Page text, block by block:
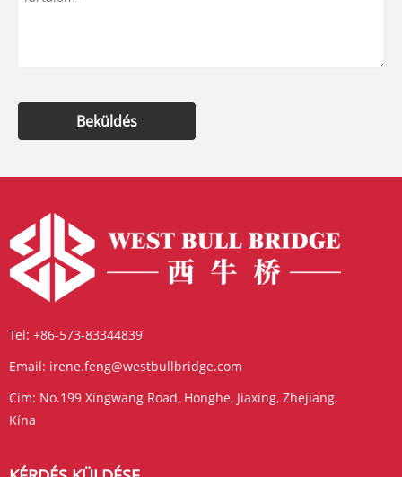
Beküldés
Tel: +86-573-83344839
Email: irene.feng@westbullbridge.com
Cím: No.199 Xingwang Road, Honghe, Jiaxing, Zhejiang,
Kína